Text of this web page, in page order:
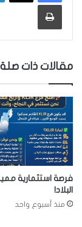
طباعة
مقالات ذات صلة
فرصة استثمارية
البلاد!
منذ أسبوع واحد